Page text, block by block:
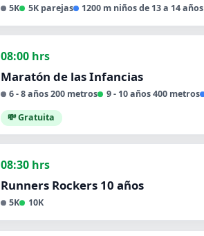
5K 5K parejas 1200 m niños de 13 a 14 años
08:00 hrs
Maratón de las Infancias
6 - 8 años 200 metros 9 - 10 años 400 metros
💸 Gratuita
08:30 hrs
Runners Rockers 10 años
5K 10K